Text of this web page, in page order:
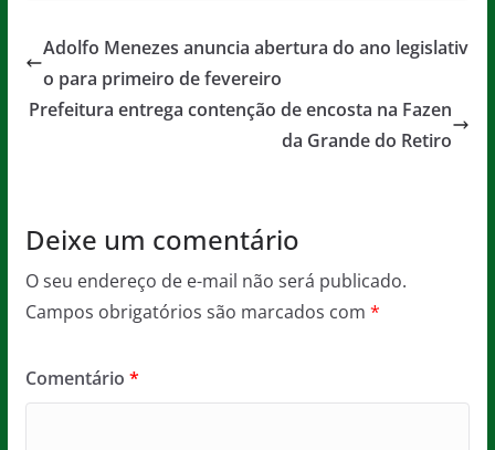
e
b
o
er l s
A
p
a
g
e
Adolfo Menezes anuncia abertura do ano legislativ
o para primeiro de fevereiro
Prefeitura entrega contenção de encosta na Fazen
da Grande do Retiro
Deixe um comentário
O seu endereço de e-mail não será publicado.
Campos obrigatórios são marcados com *
Comentário *